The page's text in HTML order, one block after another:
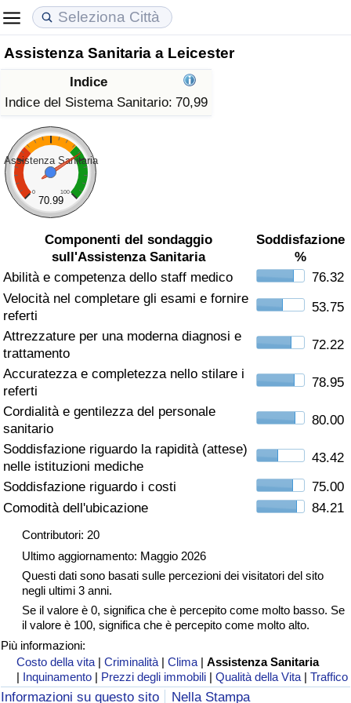
Assistenza Sanitaria a Leicester
Indice
Indice del Sistema Sanitario: 70,99
Assistenza Sanitaria
0 100
70.99
Componenti del sondaggio
sull'Assistenza Sanitaria
Soddisfazione
%
Abilità e competenza dello staff medico
76.32
Velocità nel completare gli esami e fornire
referti
53.75
Attrezzature per una moderna diagnosi e
trattamento
72.22
Accuratezza e completezza nello stilare i
referti
78.95
Cordialità e gentilezza del personale
sanitario
80.00
Soddisfazione riguardo la rapidità (attese)
nelle istituzioni mediche
43.42
Soddisfazione riguardo i costi
75.00
Comodità dell'ubicazione
84.21
Contributori: 20
Ultimo aggiornamento: Maggio 2026
Questi dati sono basati sulle percezioni dei visitatori del sito
negli ultimi 3 anni.
Se il valore è 0, significa che è percepito come molto basso. Se
il valore è 100, significa che è percepito come molto alto.
Più informazioni:
Costo della vita |Criminalità |Clima |Assistenza Sanitaria
| Inquinamento | Prezzi degli immobili |Qualità della Vita |Traffico
Informazioni su questo sito Nella Stampa
Costo della vita
Indice Del Costo Della Vita (corrente)
Indice Del Costo Della Vita
Indice del Costo della Vita per Nazione
ad Aqaba
Prezzi degli immobili
Indice del Prezzo delle Case (Corrente)
Indice del Prezzo delle Case
Indice del Prezzo delle Case per Nazione
Qualità della Vita
Indice della Qualità della Vita
Indice della Qualità della Vita (Corrente)
Indice della qualità della vita per Paese
Criminalità
Indice del Tasso di Criminalità (Corrente)
Indice della Criminalità
Indice di criminalità per paese
Assistenza Sanitaria
Indice dell’Assistenza Sanitaria (Corrente)
Indice dell’Assistenza Sanitaria
Indice dell’Assistenza Sanitaria per
Inquinamento
Indice dell’Inquinamento (Corrente)
Indice di inquinamento
Indice dell’Inquinamento per Nazione